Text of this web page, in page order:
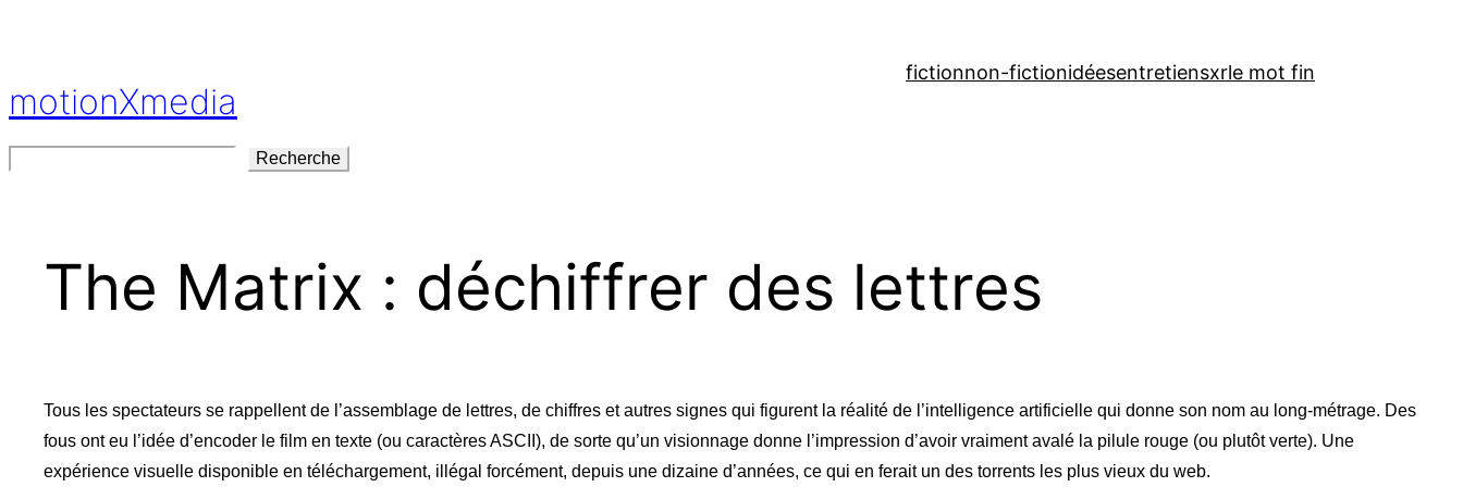
motionXmedia
fictionnon-fictionidéesentretiensxrle mot fin
Recherche
The Matrix : déchiffrer des lettres
Tous les spectateurs se rappellent de l’assemblage de lettres, de chiffres et autres signes qui figurent la réalité de l’intelligence artificielle qui donne son nom au long-métrage. Des
fous ont eu l’idée d’encoder le film en texte (ou caractères ASCII), de sorte qu’un visionnage donne l’impression d’avoir vraiment avalé la pilule rouge (ou plutôt verte). Une
expérience visuelle disponible en téléchargement, illégal forcément, depuis une dizaine d’années, ce qui en ferait un des torrents les plus vieux du web.